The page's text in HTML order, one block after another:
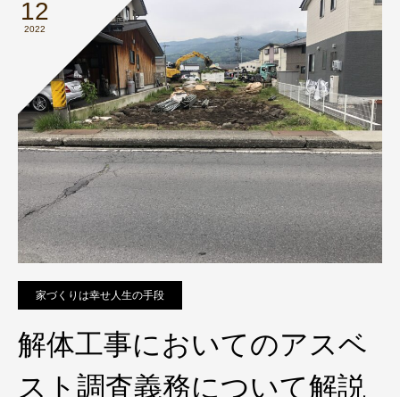
12
2022
家づくりは幸せ人生の手段
解体工事においてのアスベ
スト調査義務について解説